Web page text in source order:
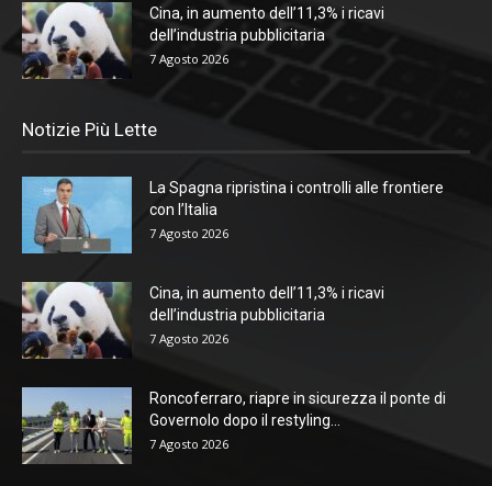
Cina, in aumento dell’11,3% i ricavi
dell’industria pubblicitaria
7 Agosto 2026
Notizie Più Lette
La Spagna ripristina i controlli alle frontiere
con l’Italia
7 Agosto 2026
Cina, in aumento dell’11,3% i ricavi
dell’industria pubblicitaria
7 Agosto 2026
Roncoferraro, riapre in sicurezza il ponte di
Governolo dopo il restyling...
7 Agosto 2026